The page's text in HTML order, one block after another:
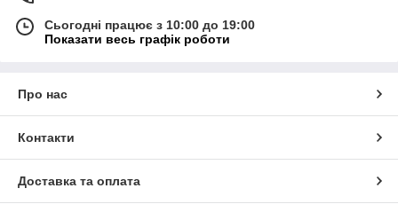
Сьогодні працює з 10:00 до 19:00
Показати весь графік роботи
Про нас
Контакти
Доставка та оплата